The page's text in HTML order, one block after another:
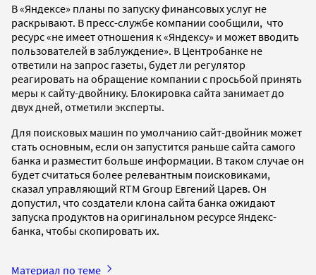
В «Яндексе» планы по запуску финансовых услуг не
раскрывают. В пресс-службе компании сообщили, что
ресурс «не имеет отношения к «Яндексу» и может вводить
пользователей в заблуждение». В Центробанке не
ответили на запрос газеты, будет ли регулятор
реагировать на обращение компании с просьбой принять
меры к сайту-двойнику. Блокировка сайта занимает до
двух дней, отметили эксперты.
Для поисковых машин по умолчанию сайт-двойник может
стать основным, если он запустится раньше сайта самого
банка и разместит больше информации. В таком случае он
будет считаться более релевантным поисковиками,
сказал управляющий RTM Group Евгений Царев. Он
допустил, что создатели клона сайта банка ожидают
запуска продуктов на оригинальном ресурсе Яндекс-
банка, чтобы скопировать их.
Материал по теме